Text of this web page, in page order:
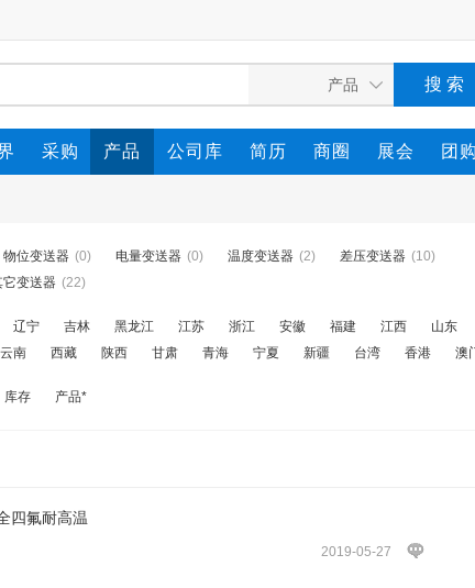
采购 产品 公司库 简历 商圈 展会 团购
物位变送器 (0) 电量变送器 (0) 温度变送器 (2) 差压变送器 (10)
它变送器 (22)
辽宁 吉林 黑龙江 江苏 浙江 安徽 福建 江西 山东
云南 西藏 陕西 甘肃 青海 宁夏 新疆 台湾 香港 澳
库存 产品*
四氟耐高温
2019-05-27